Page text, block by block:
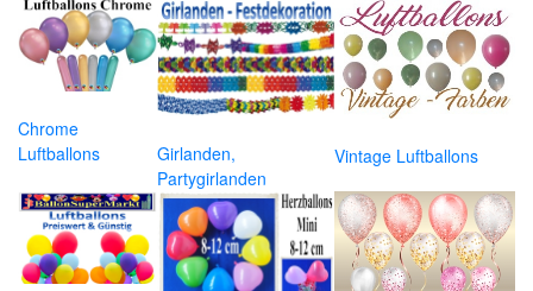
Chrome
Luftballons
Girlanden,
Partygirlanden
Vintage Luftballons